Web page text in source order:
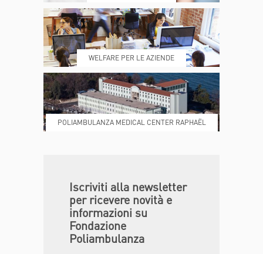
REFERTI REPARTI
DONA ORA MAGAZINE
WELFARE PER LE AZIENDE
POLIAMBULANZA MEDICAL CENTER RAPHAËL
Iscriviti alla newsletter
per ricevere novità e
informazioni su
Fondazione
Poliambulanza